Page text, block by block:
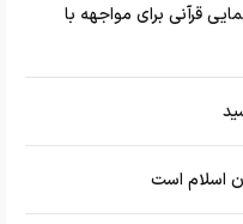
قرآنی برای مواجهه با
اسلام است